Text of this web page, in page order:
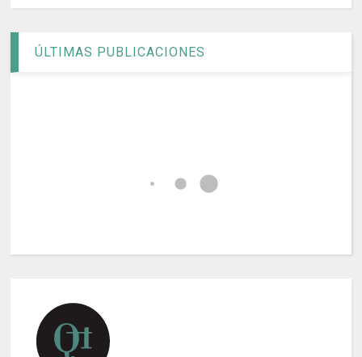
ÚLTIMAS PUBLICACIONES